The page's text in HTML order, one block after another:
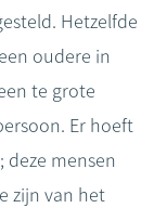
Hetzelfde
oudere in
te grote
Er hoeft
deze mensen
zijn van het